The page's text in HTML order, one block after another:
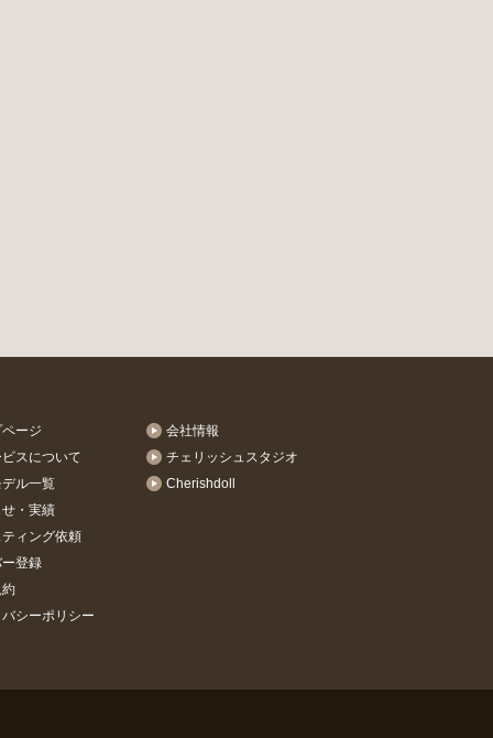
ージ
スについて
ル一覧
・実績
ィング依頼
登録
シーポリシー
会社情報
チェリッシュスタジオ
Cherishdoll